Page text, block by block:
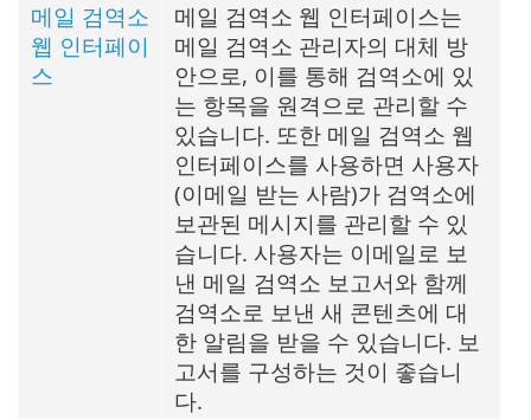
메일 검역소
웹 인터페이
스
메일 검역소 웹 인터페이스는
메일 검역소 관리자의 대체 방
안으로, 이를 통해 검역소에 있
는 항목을 원격으로 관리할 수
있습니다. 또한 메일 검역소 웹
인터페이스를 사용하면 사용자
(이메일 받는 사람)가 검역소에
보관된 메시지를 관리할 수 있
습니다. 사용자는 이메일로 보
낸 메일 검역소 보고서와 함께
검역소로 보낸 새 콘텐츠에 대
한 알림을 받을 수 있습니다. 보
고서를 구성하는 것이 좋습니
다.